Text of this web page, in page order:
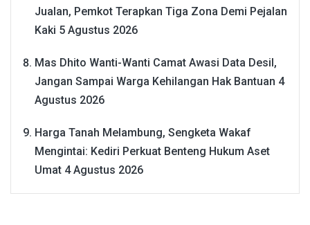
Jualan, Pemkot Terapkan Tiga Zona Demi Pejalan
Kaki 5 Agustus 2026
Mas Dhito Wanti-Wanti Camat Awasi Data Desil,
Jangan Sampai Warga Kehilangan Hak Bantuan 4
Agustus 2026
Harga Tanah Melambung, Sengketa Wakaf
Mengintai: Kediri Perkuat Benteng Hukum Aset
Umat 4 Agustus 2026